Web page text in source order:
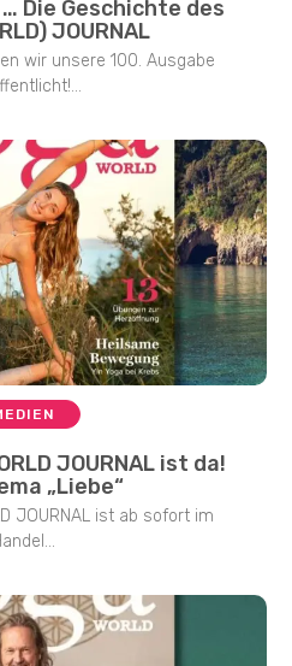
Die Geschichte des
JOURNAL
wir unsere 100. Ausgabe
JOURNAL ist da!
„Liebe“
JOURNAL ist ab sofort im